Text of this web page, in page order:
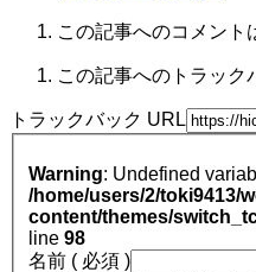
この記事へのコメント
この記事へのトラック
トラックバック URL
Warning : Undefined
/home/users/2/toki9413/
content/themes/
line 98
名前 ( 必須 )